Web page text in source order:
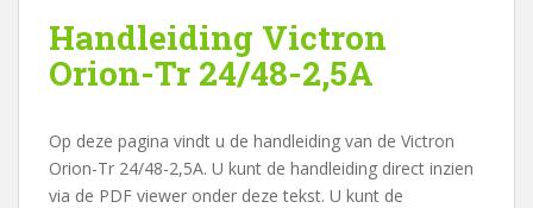
Handleiding Victron
Orion-Tr 24/48-2,5A
Op deze pagina vindt u de handleiding van de Victron
Orion-Tr 24/48-2,5A. U kunt de handleiding direct inzien
via de PDF viewer onder deze tekst. U kunt de